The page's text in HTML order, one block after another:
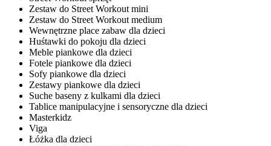
Zestaw do Street Workout mini
Zestaw do Street Workout medium
Wewnętrzne place zabaw dla dzieci
Huśtawki do pokoju dla dzieci
Meble piankowe dla dzieci
Fotele piankowe dla dzieci
Sofy piankowe dla dzieci
Zestawy piankowe dla dzieci
Suche baseny z kulkami dla dzieci
Tablice manipulacyjne i sensoryczne dla dzieci
Masterkidz
Viga
Łóżka dla dzieci